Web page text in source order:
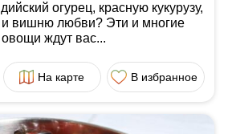
огурец, красную кукурузу,
вишню любви? Эти и многие
ждут вас...
На карте В избранное